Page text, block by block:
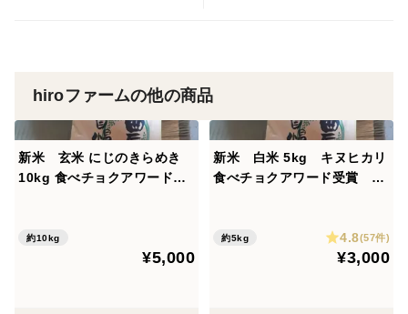
もおられます。
農家の機械には石抜き装置や色彩選別機がありません。
そこまで揃えきれません。玄米かくず米かに分かれるだ
石抜き装置がついてませんので、玄米の方は石抜きもか
hiroファームの他の商品
新米 玄米 にじのきらめき
10kg 食べチョクアワード受
約10kg
¥5,000
新米 白米 5kg キヌヒカリ
食べチョクアワード受賞 令
約5kg 4.8(57件)
¥3,000